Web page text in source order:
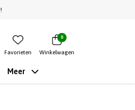
!
Favorieten
0
Winkelwagen
Meer